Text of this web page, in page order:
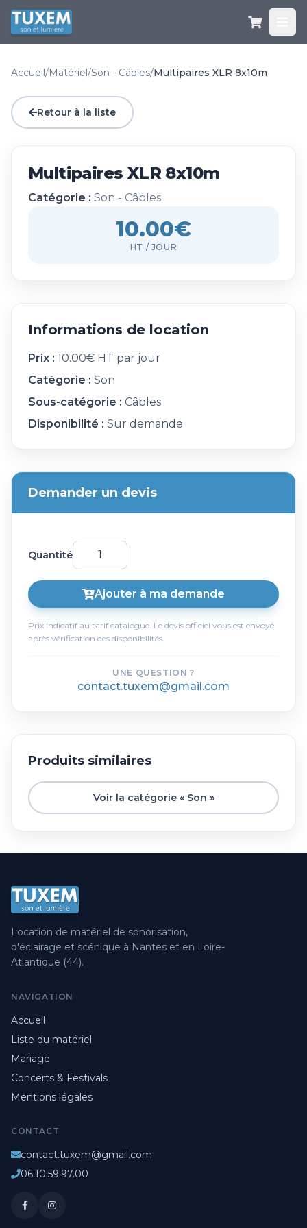
Accueil/Matériel/Son - Câbles/Multipaires XLR 8x10m
Retour à la liste
Multipaires XLR 8x10m
Catégorie : Son - Câbles
10.00€
HT / JOUR
Informations de location
Prix : 10.00€ HT par jour
Catégorie : Son
Sous-catégorie : Câbles
Disponibilité : Sur demande
Demander un devis
Quantité
Ajouter à ma demande
Prix indicatif au tarif catalogue. Le devis officiel vous est envoyé
après vérification des disponibilités.
UNE QUESTION ?
contact.tuxem@gmail.com
Produits similaires
Voir la catégorie « Son »
Location de matériel de sonorisation,
d'éclairage et scénique à Nantes et en Loire-
Atlantique (44).
NAVIGATION
Accueil
Liste du matériel
Mariage
Concerts & Festivals
Mentions légales
CONTACT
contact.tuxem@gmail.com
06.10.59.97.00